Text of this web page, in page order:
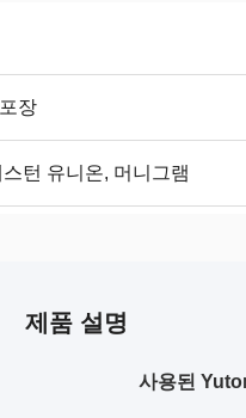
장
턴 유니온, 머니그램
제품 설명
사용된